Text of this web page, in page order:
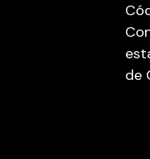
de